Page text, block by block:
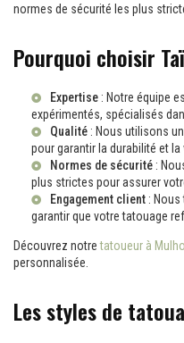
normes de sécurité les plus
Pourquoi choisir
Expertise : Notre équipe
expérimentés, spécialisés
Qualité : Nous utilisons
pour garantir la durabilité et
Normes de sécurité :
plus strictes pour assurer
Engagement client :
garantir que votre tatouage
Découvrez notretatoueur à
personnalisée.
Les styles de